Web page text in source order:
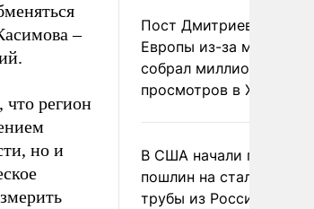
–
что регион
но и
Пост Дмитриева о
Европы из-за
собрал миллион
просмотров в X
В США начали
пошлин на стальные
трубы из России и с